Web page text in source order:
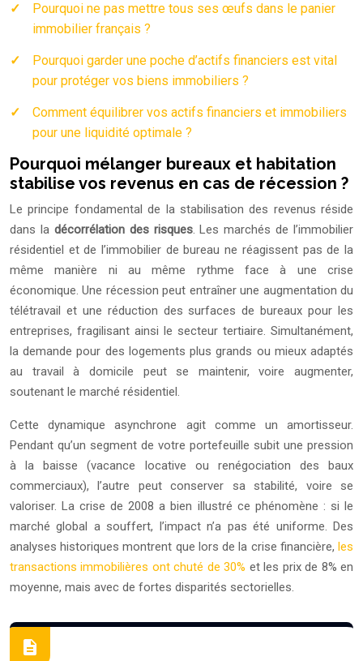
Pourquoi ne pas mettre tous ses œufs dans le panier
immobilier français ?
Pourquoi garder une poche d’actifs financiers est vital
pour protéger vos biens immobiliers ?
Comment équilibrer vos actifs financiers et immobiliers
pour une liquidité optimale ?
Pourquoi mélanger bureaux et habitation
stabilise vos revenus en cas de récession ?
Le principe fondamental de la stabilisation des revenus réside
dans la décorrélation des risques. Les marchés de l’immobilier
résidentiel et de l’immobilier de bureau ne réagissent pas de la
même manière ni au même rythme face à une crise
économique. Une récession peut entraîner une augmentation du
télétravail et une réduction des surfaces de bureaux pour les
entreprises, fragilisant ainsi le secteur tertiaire. Simultanément,
la demande pour des logements plus grands ou mieux adaptés
au travail à domicile peut se maintenir, voire augmenter,
soutenant le marché résidentiel.
Cette dynamique asynchrone agit comme un amortisseur.
Pendant qu’un segment de votre portefeuille subit une pression
à la baisse (vacance locative ou renégociation des baux
commerciaux), l’autre peut conserver sa stabilité, voire se
valoriser. La crise de 2008 a bien illustré ce phénomène : si le
marché global a souffert, l’impact n’a pas été uniforme. Des
analyses historiques montrent que lors de la crise financière, les
transactions immobilières ont chuté de 30% et les prix de 8% en
moyenne, mais avec de fortes disparités sectorielles.